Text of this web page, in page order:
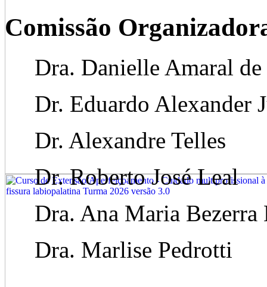
Comissão
Dra. Danielle Amaral de
Dr. Eduardo Alexander
Dr. Alexandre Telles
Dr. Roberto José Leal
Dra. Ana Maria Bezerra
Dra. Marlise Pedrotti